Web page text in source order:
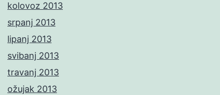
kolovoz 2013
srpanj 2013
lipanj 2013
svibanj 2013
travanj 2013
ožujak 2013